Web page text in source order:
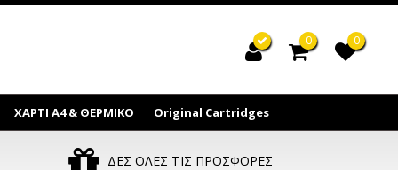
0 0
ΧΑΡΤΙ Α4 & ΘΕΡΜΙΚΟ Original Cartridges
ΔΕΣ ΟΛΕΣ ΤΙΣ ΠΡΟΣΦΟΡΕΣ